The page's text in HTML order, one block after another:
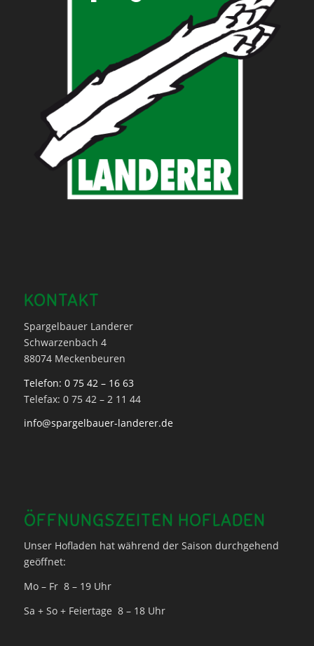
KONTAKT
Spargelbauer Landerer
Schwarzenbach 4
88074 Meckenbeuren
Telefon: 0 75 42 – 16 63
Telefax: 0 75 42 – 2 11 44
info@spargelbauer-landerer.de
ÖFFNUNGSZEITEN HOFLADEN
Unser Hofladen hat während der Saison durchgehend
geöffnet:
Mo – Fr 8 – 19 Uhr
Sa + So + Feiertage 8 – 18 Uhr